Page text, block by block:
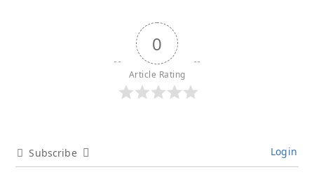
0
Article Rating
Subscribe Login